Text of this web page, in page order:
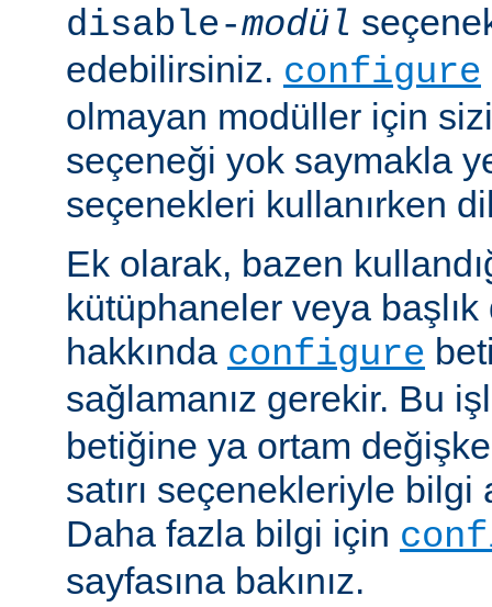
disable-modül
edebilirsiniz. configure
olmayan modüller için
seçeneği yok saymakla
seçenekleri kullanırken
Ek olarak, bazen
kütüphaneler veya başlık
hakkında configure
sağlamanız gerekir. Bu
betiğine ya ortam
satırı seçenekleriyle bilgi
Daha fazla bilgi için
sayfasına bakınız.